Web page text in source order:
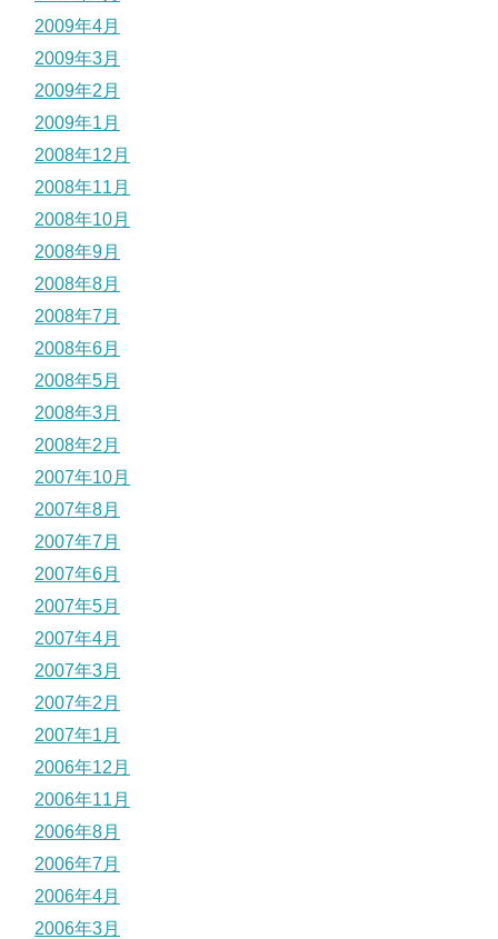
2009年4月
2009年3月
2009年2月
2009年1月
2008年12月
2008年11月
2008年10月
2008年9月
2008年8月
2008年7月
2008年6月
2008年5月
2008年3月
2008年2月
2007年10月
2007年8月
2007年7月
2007年6月
2007年5月
2007年4月
2007年3月
2007年2月
2007年1月
2006年12月
2006年11月
2006年8月
2006年7月
2006年4月
2006年3月